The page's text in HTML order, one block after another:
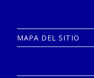
MAPA DEL SITIO